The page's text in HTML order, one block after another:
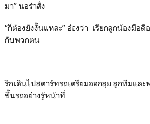
มา” นอร่าสั่ง
“ก็ต้องยังงั้นแหละ” อ๋องว่า เรียกลูกน้องมือ
กับพวกตน
ริกเดินไปสตาร์ทรถเตรียมออกลุย ลูกทีมและ
ขึ้นรถอย่างรู้หน้าที่